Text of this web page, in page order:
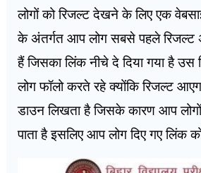
लोगों को रिजल्ट देखने के लिए एक
के अंतर्गत आप लोग सबसे पहले
हैं जिसका लिंक नीचे दे दिया गया है
लोग फॉलो करते रहे क्योंकि रिजल्ट
डाउन लिखता है जिसके कारण आप
पाता है इसलिए आप लोग दिए गए लिंक